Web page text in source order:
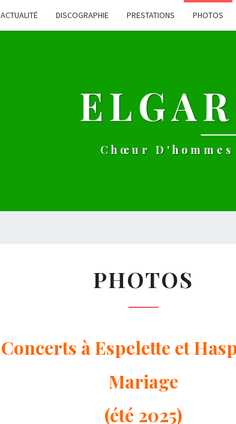
ACTUALITÉ DISCOGRAPHIE PRESTATIONS PHOTOS
Chœur D'hommes
PHOTOS
Concerts à Espelette et
Mariage
(été 2025)